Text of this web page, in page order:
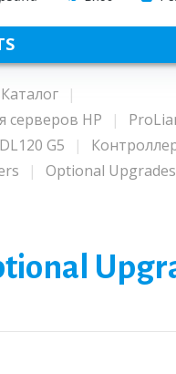
Каталог
серверов HP
G5
Optional Upgrades